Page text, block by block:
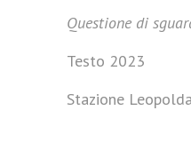
Questione di
Testo 2023
Stazione